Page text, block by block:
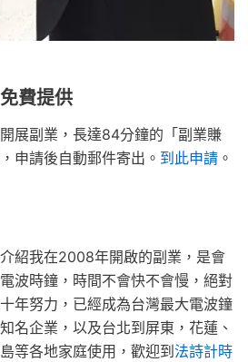
費提供
展副業，長達84分鐘的「副業賺
申請後自動郵件寄出。 到此申請 。
紹我在2008年開啟的副業，是會
波時鐘，時間不會快不會慢，絕對
年努力，已經成為台灣最大電波鐘
名企業，以及台北到屏東，花蓮、
等各地家庭使用，歡迎到 法詩計時